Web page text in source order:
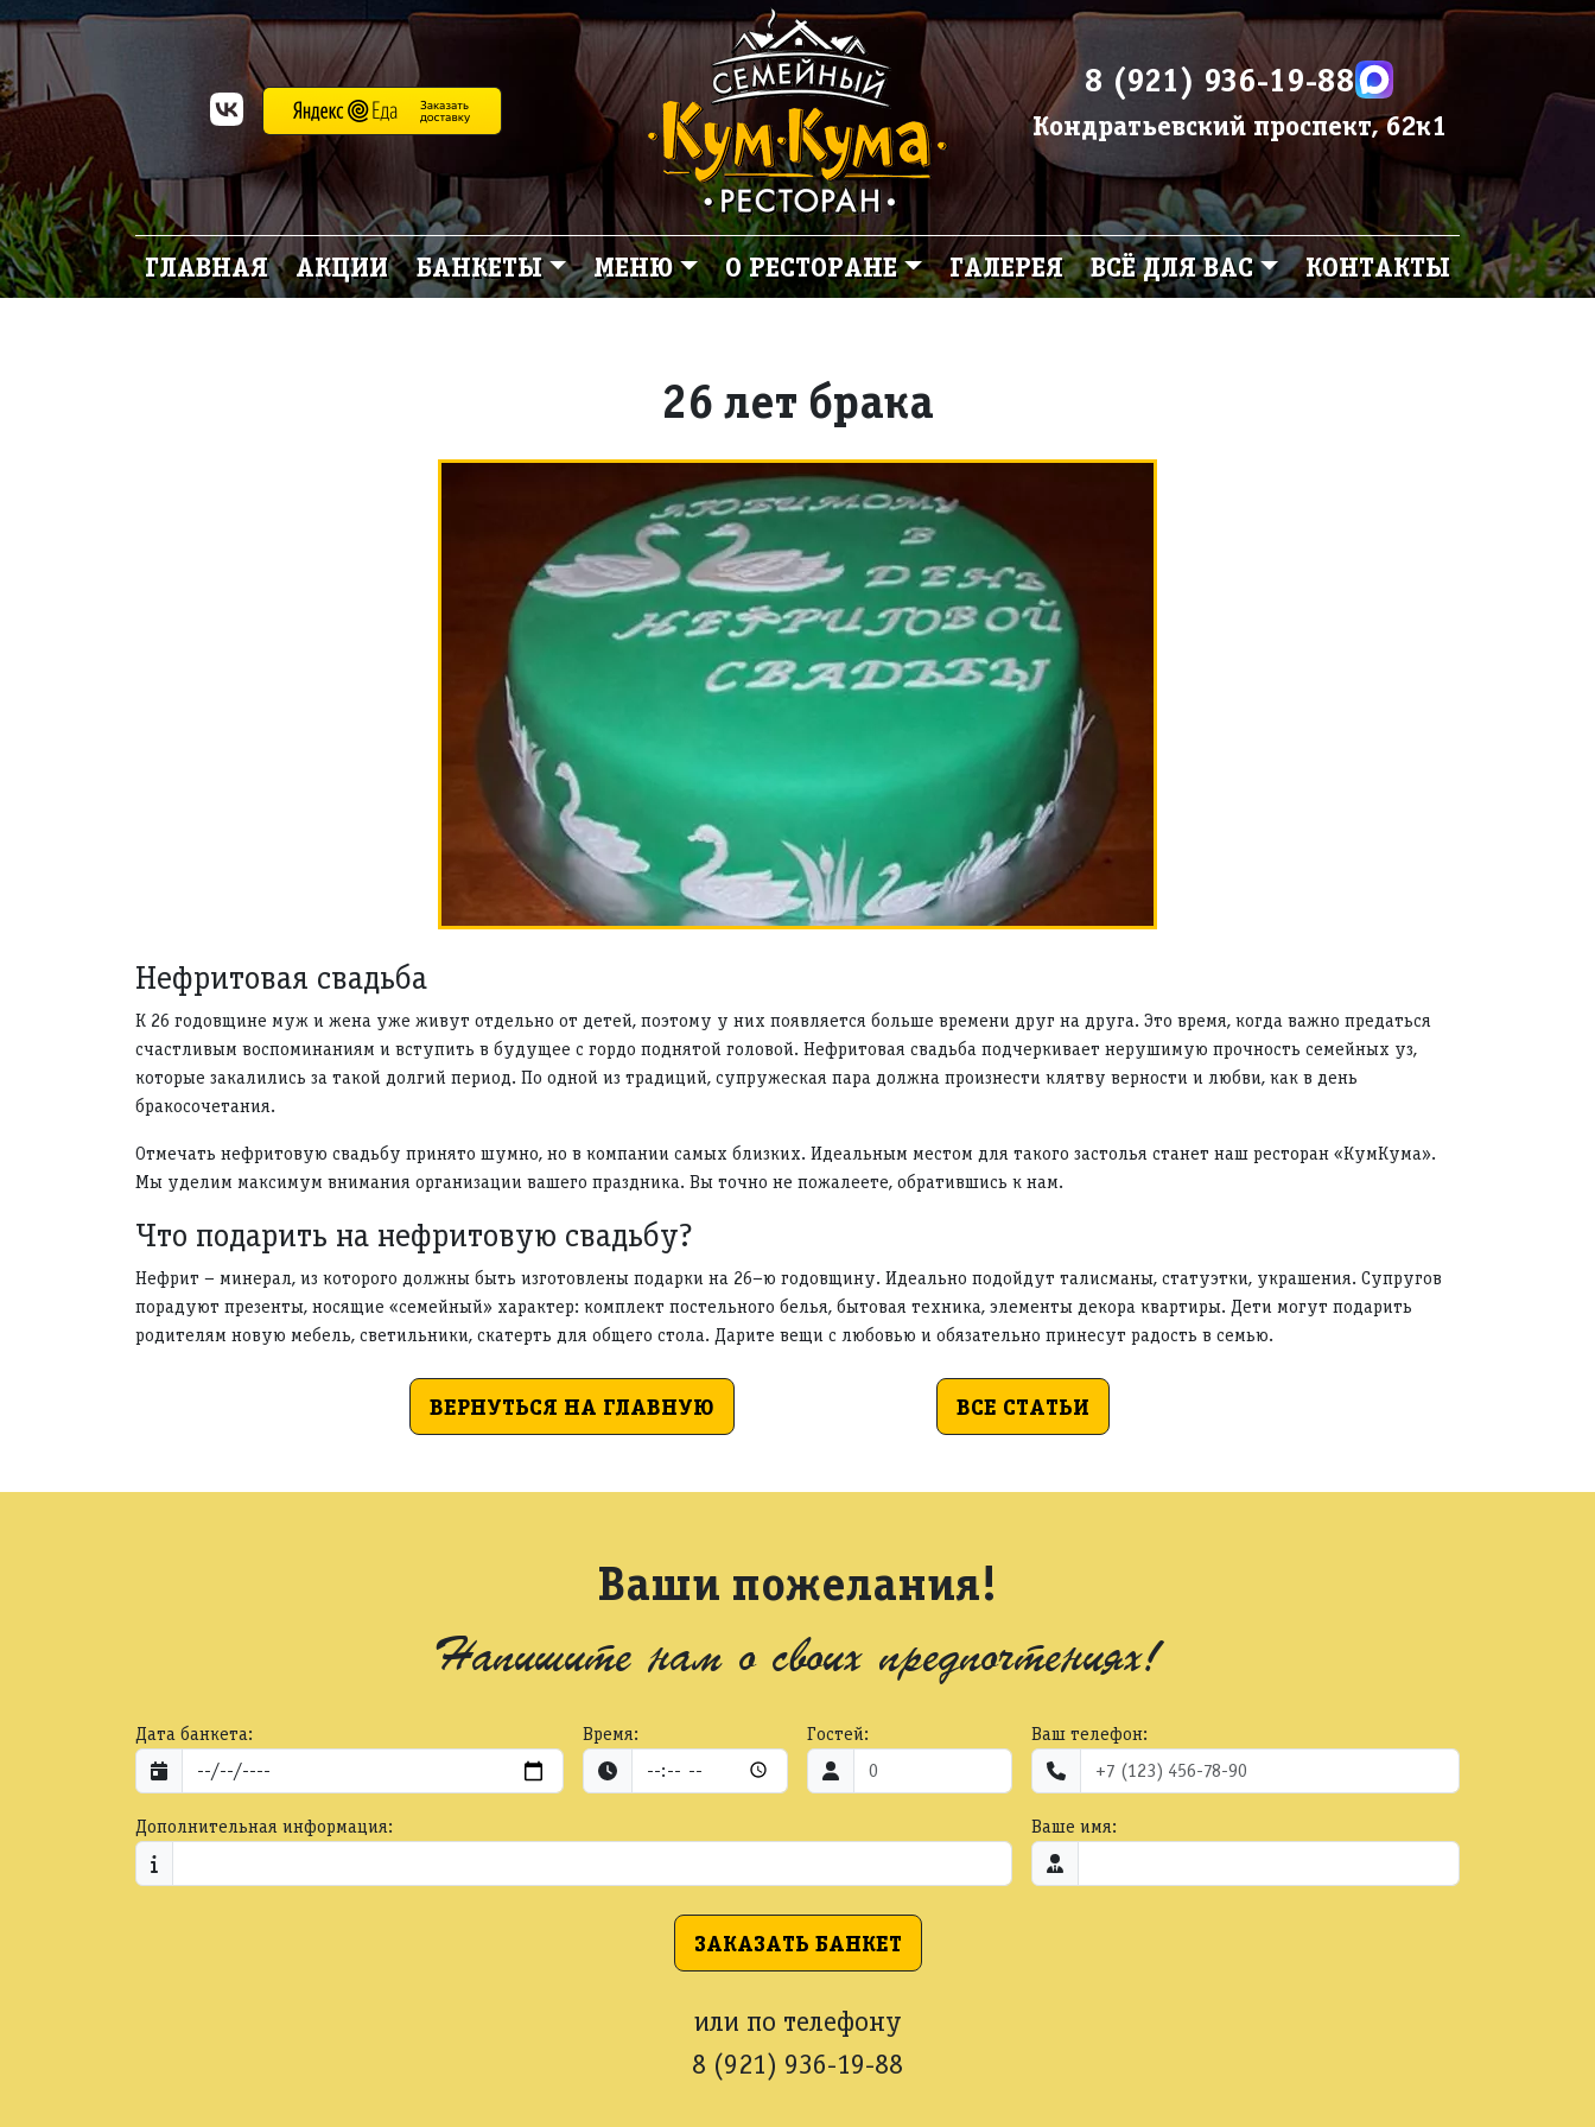
8 (921) 936-19-88
Кондратьевский проспект, 62к1
ГЛАВНАЯ АКЦИИ БАНКЕТЫ МЕНЮ О РЕСТОРАНЕ ГАЛЕРЕЯ ВСЁ ДЛЯ ВАС КОНТАКТЫ
26 лет брака
Нефритовая свадьба
К 26 годовщине муж и жена уже живут отдельно от детей, поэтому у них появляется больше времени друг на друга. Это время, когда важно предаться
счастливым воспоминаниям и вступить в будущее с гордо поднятой головой. Нефритовая свадьба подчеркивает нерушимую прочность семейных уз,
которые закалились за такой долгий период. По одной из традиций, супружеская пара должна произнести клятву верности и любви, как в день
бракосочетания.
Отмечать нефритовую свадьбу принято шумно, но в компании самых близких. Идеальным местом для такого застолья станет наш ресторан «КумКума».
Мы уделим максимум внимания организации вашего праздника. Вы точно не пожалеете, обратившись к нам.
Что подарить на нефритовую свадьбу?
Нефрит – минерал, из которого должны быть изготовлены подарки на 26–ю годовщину. Идеально подойдут талисманы, статуэтки, украшения. Супругов
порадуют презенты, носящие «семейный» характер: комплект постельного белья, бытовая техника, элементы декора квартиры. Дети могут подарить
родителям новую мебель, светильники, скатерть для общего стола. Дарите вещи с любовью и обязательно принесут радость в семью.
ВЕРНУТЬСЯ НА ГЛАВНУЮ ВСЕ СТАТЬИ
Ваши пожелания!
Напишите нам о своих предпочтениях!
Дата банкета: Время: Гостей: Ваш телефон:
Дополнительная информация: Ваше имя:
ЗАКАЗАТЬ БАНКЕТ
или по телефону
8 (921) 936-19-88